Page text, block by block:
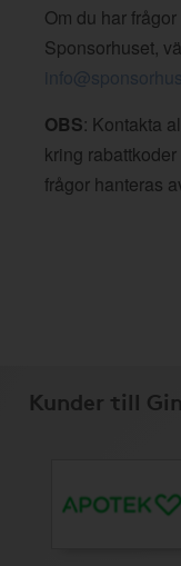
Om du har
Sponsorhuset,
OBS: Kontakta
kring
frågor hanteras
Kunder till